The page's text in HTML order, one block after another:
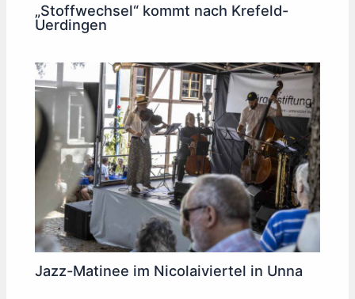
„Stoffwechsel“ kommt nach Krefeld-
Uerdingen
Jazz-Matinee im Nicolaiviertel in Unna